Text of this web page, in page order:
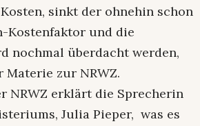
sinkt der ohnehin schon
Kostenfaktor und die
nochmal überdacht werden,
Materie zur NRWZ.
NRWZ erklärt die Sprecherin
Julia Pieper, was es